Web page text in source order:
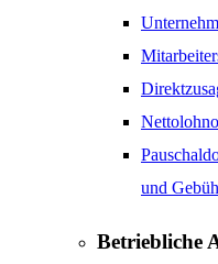
und
Betriebliche